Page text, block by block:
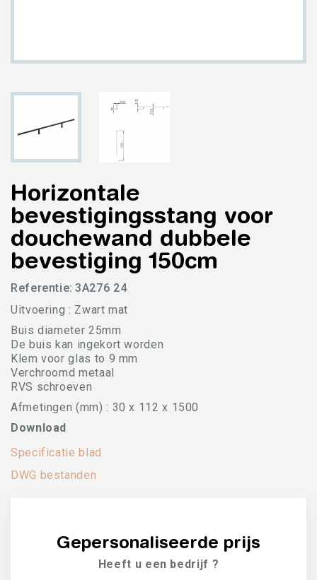
Horizontale
bevestigingsstang voor
douchewand dubbele
bevestiging 150cm
Referentie: 3A276 24
Uitvoering : Zwart mat
Buis diameter 25mm
De buis kan ingekort worden
Klem voor glas to 9 mm
Verchroomd metaal
RVS schroeven
Afmetingen (mm) : 30 x 112 x 1500
Download
Specificatie blad
DWG bestanden
Gepersonaliseerde prijs
Heeft u een bedrijf ?